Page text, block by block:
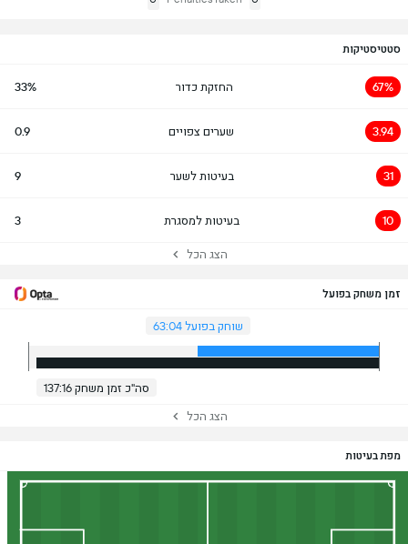
סטטיסטיקות
67% החזקת כדור 33%
3.94 שערים צפויים 0.9
31 בעיטות לשער 9
10 בעיטות למסגרת 3
הצג הכל
זמן משחק בפועל
שוחק בפועל 63:04
סה"כ זמן משחק 137:16
הצג הכל
מפת בעיטות